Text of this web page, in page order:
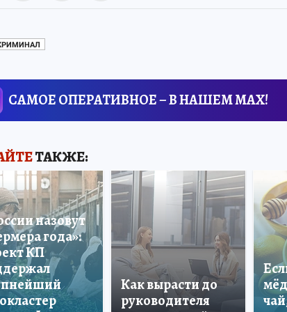
САМОЕ ОПЕРАТИВНОЕ – В НАШЕМ MAX!
ТАКЖЕ:
назовут
года»:
КП
Как вырасти до
руководителя